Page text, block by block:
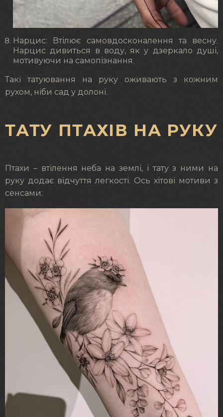
Нарцис: Втілює самовдосконалення та весну.
Нарцис дивиться в воду, як у дзеркало душі,
мотивуючи на самопізнання.
Такі татуювання на руку оживають з кожним
рухом, ніби сад у долоні.
ТАТУ ПТАХІВ НА РУКУ
Птахи – втілення неба на землі, і тату з ними на
руку додає відчуття легкості. Ось хітові мотиви з
сенсами: